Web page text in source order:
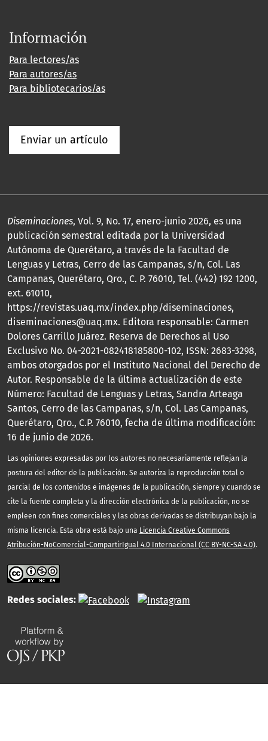
Información
Para lectores/as
Para autores/as
Para bibliotecarios/as
Enviar un artículo
Diseminaciones, Vol. 9, No. 17, enero-junio 2026, es una
publicación semestral editada por la Universidad
Autónoma de Querétaro, a través de la Facultad de
Lenguas y Letras, Cerro de las Campanas, s/n, Col. Las
Campanas, Querétaro, Qro., C. P. 76010, Tel. (442) 192 1200,
ext. 61010,
https://revistas.uaq.mx/index.php/diseminaciones,
diseminaciones@uaq.mx. Editora responsable: Carmen
Dolores Carrillo Juárez. Reserva de Derechos al Uso
Exclusivo No. 04-2021-082418185800-102, ISSN: 2683-3298,
ambos otorgados por el Instituto Nacional del Derecho de
Autor. Responsable de la última actualización de este
Número: Facultad de Lenguas y Letras, Sandra Arteaga
Santos, Cerro de las Campanas, s/n, Col. Las Campanas,
Querétaro, Qro., C.P. 76010, fecha de última modificación:
16 de junio de 2026.
Las opiniones expresadas por los autores no necesariamente reflejan la
postura del editor de la publicación. Se autoriza la reproducción total o
parcial de los contenidos e imágenes de la publicación, siempre y cuando se
cite la fuente completa y la dirección electrónica de la publicación, no se
empleen con fines comerciales y las obras derivadas se distribuyan bajo la
misma licencia. Esta obra está bajo una Licencia Creative Commons
Atribución-NoComercial-CompartirIgual 4.0 Internacional (CC BY-NC-SA 4.0).
Redes sociales: